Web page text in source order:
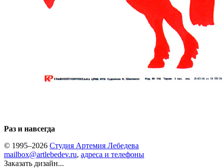
Раз и навсегда
© 1995–2026 Студия Артемия Лебедева
mailbox@artlebedev.ru, адреса и телефоны
Заказать дизайн...